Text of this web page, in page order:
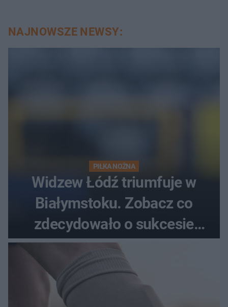
NAJNOWSZE NEWSY:
PIŁKA NOŻNA
Widzew Łódź triumfuje w
Białymstoku. Zobacz co
zdecydowało o sukcesie
gości